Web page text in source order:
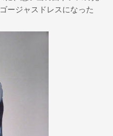
ージャスドレスになった